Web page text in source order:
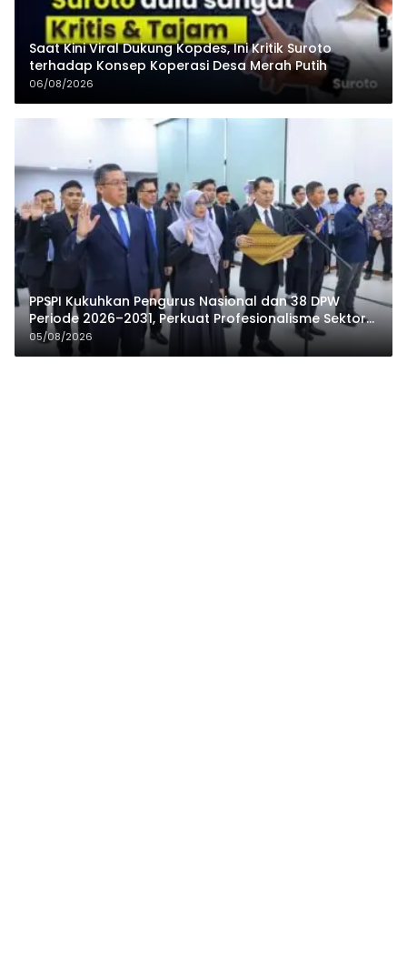
Saat Kini Viral Dukung Kopdes, Ini Kritik Suroto
terhadap Konsep Koperasi Desa Merah Putih
06/08/2026
PPSPI Kukuhkan Pengurus Nasional dan 38 DPW
Periode 2026–2031, Perkuat Profesionalisme Sektor
Publik
05/08/2026